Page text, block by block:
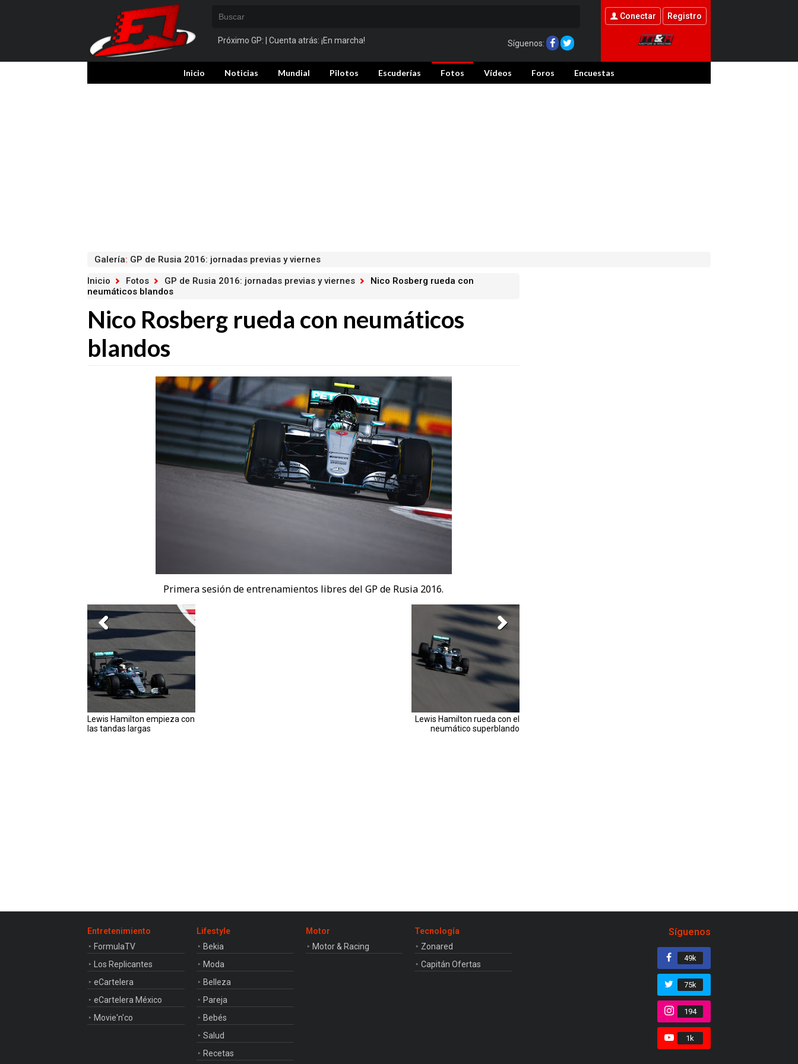
Próximo GP: | Cuenta atrás: ¡En marcha! Síguenos:
Conectar Registro
Inicio Noticias Mundial Pilotos Escuderías Fotos Vídeos Foros Encuestas
Galería: GP de Rusia 2016: jornadas previas y viernes
Inicio
Fotos GP de Rusia 2016: jornadas previas y viernes
Nico Rosberg rueda con
neumáticos blandos
Nico Rosberg rueda con neumáticos
blandos
Primera sesión de entrenamientos libres del GP de Rusia 2016.
Lewis Hamilton empieza con
las tandas largas
Lewis Hamilton rueda con el
neumático superblando
Entretenimiento
FormulaTV
Los Replicantes
eCartelera
eCartelera México
Movie'n'co
Lifestyle
Bekia
Moda
Belleza
Pareja
Bebés
Salud
Recetas
Motor
Motor & Racing
Tecnología
Zonared
Capitán Ofertas
Síguenos
49k
75k
194
1k